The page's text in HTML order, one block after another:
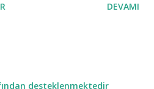
75 milyon metreküp su
basında hangi
DEVAMI
desteklenmektedir